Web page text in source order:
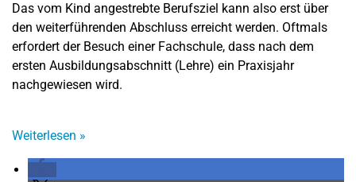
Das vom Kind angestrebte Berufsziel kann also erst über
den weiterführenden Abschluss erreicht werden. Oftmals
erfordert der Besuch einer Fachschule, dass nach dem
ersten Ausbildungsabschnitt (Lehre) ein Praxisjahr
nachgewiesen wird.
Weiterlesen »